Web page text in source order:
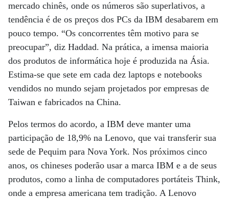
mercado chinês, onde os números são superlativos, a
tendência é de os preços dos PCs da IBM desabarem em
pouco tempo. “Os concorrentes têm motivo para se
preocupar”, diz Haddad. Na prática, a imensa maioria
dos produtos de informática hoje é produzida na Ásia.
Estima-se que sete em cada dez laptops e notebooks
vendidos no mundo sejam projetados por empresas de
Taiwan e fabricados na China.
Pelos termos do acordo, a IBM deve manter uma
participação de 18,9% na Lenovo, que vai transferir sua
sede de Pequim para Nova York. Nos próximos cinco
anos, os chineses poderão usar a marca IBM e a de seus
produtos, como a linha de computadores portáteis Think,
onde a empresa americana tem tradição. A Lenovo